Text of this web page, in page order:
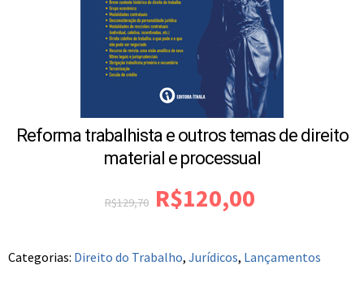
Reforma trabalhista e outros temas de direito
material e processual
R$129,70 R$120,00
Categorias: Direito do Trabalho, Jurídicos, Lançamentos